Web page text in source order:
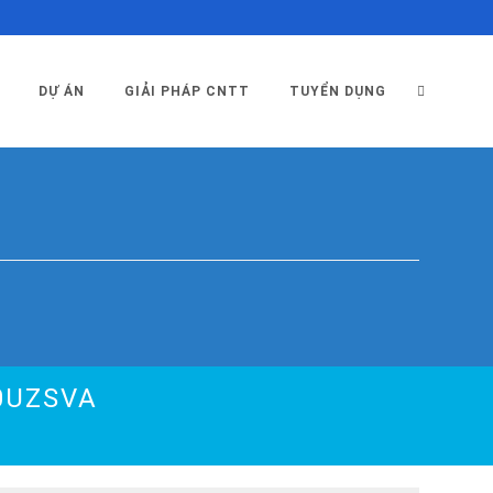
DỰ ÁN GIẢI PHÁP CNTT TUYỂN DỤNG TOGGLE